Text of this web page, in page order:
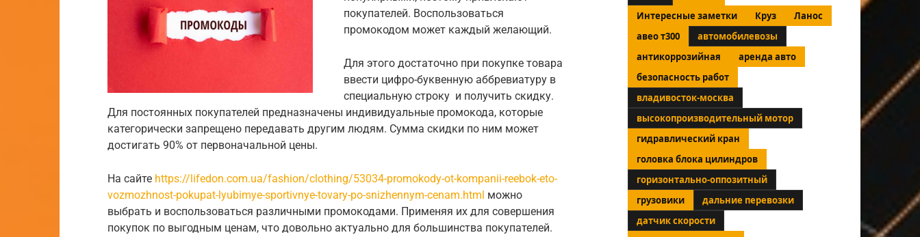
покупателей. Воспользоваться
промокодом может каждый желающий.
Для этого достаточно при покупке товара
ввести цифро-буквенную аббревиатуру в
специальную строку и получить скидку.
Для постоянных покупателей предназначены индивидуальные промокода, которые
категорически запрещено передавать другим людям. Сумма скидки по ним может
достигать 90% от первоначальной цены.
На сайте https://lifedon.com.ua/fashion/clothing/53034-promokody-ot-kompanii-reebok-eto-
vozmozhnost-pokupat-lyubimye-sportivnye-tovary-po-snizhennym-cenam.html можно
выбрать и воспользоваться различными промокодами. Применяя их для совершения
покупок по выгодным ценам, что довольно актуально для большинства покупателей.
Интересные заметки
Круз
Ланос
авео т300
автомобилевозы
антикоррозийная
аренда авто
безопасность работ
владивосток-москва
высокопроизводительный мотор
гидравлический кран
головка блока цилиндров
горизонтально-оппозитный
грузовики
дальние перевозки
датчик скорости